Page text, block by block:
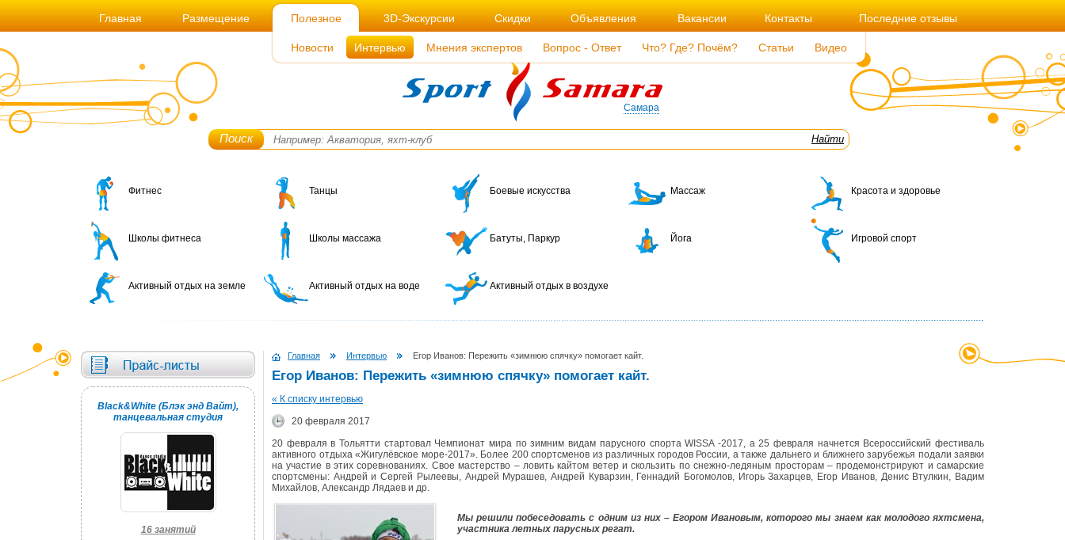
Главная Размещение Полезное
Новости Интервью Мнения экспертов Вопрос - Ответ Что? Где? Почём? Статьи Видео
3D-Экскурсии Скидки Объявления Вакансии Контакты Последние отзывы
Самара
Поиск
Фитнес Танцы Боевые искусства Массаж Красота и здоровье
Школы фитнеса Школы массажа Батуты, Паркур Йога Игровой спорт
Активный отдых на земле Активный отдых на воде Активный отдых в воздухе
Black&White (Блэк энд Вайт),
танцевальная студия
16 занятий
Главная Интервью Егор Иванов: Пережить «зимнюю спячку» помогает кайт.
Егор Иванов: Пережить «зимнюю спячку» помогает кайт.
« К списку интервью
20 февраля 2017
20 февраля в Тольятти стартовал Чемпионат мира по зимним видам парусного спорта WISSA -2017, а 25 февраля начнется Всероссийский фестиваль
активного отдыха «Жигулёвское море-2017». Более 200 спортсменов из различных городов России, а также дальнего и ближнего зарубежья подали заявки
на участие в этих соревнованиях. Свое мастерство – ловить кайтом ветер и скользить по снежно-ледяным просторам – продемонстрируют и самарские
спортсмены: Андрей и Сергей Рылеевы, Андрей Мурашев, Андрей Куварзин, Геннадий Богомолов, Игорь Захарцев, Егор Иванов, Денис Втулкин, Вадим
Михайлов, Александр Лядаев и др.
Мы решили побеседовать с одним из них – Егором Ивановым, которого мы знаем как молодого яхтсмена,
участника летных парусных регат.